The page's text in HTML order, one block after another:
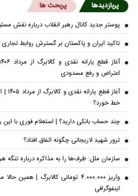
پربازدیدها پربحث ها
پوستر جدید کانال رهبر انقلاب درباره نقش
تاکید ایران و پاکستان بر گسترش روابط
اعتراض و رفع مسدودی
آغاز
خط خورد؟
چند حساب بانکی دارید؟ | استعلام فوری با
ترور شهید لاریجانی چگونه اتفاق افتاد؟
سازمان ملل: طرف‌ها را به مذاکره درباره تنگه
واریز ۴.۰۰۰.۰۰۰ تومانی کالابرگ |
اینفوگرافی